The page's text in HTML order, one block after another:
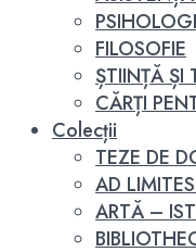
FILOSOFIE
ȘTIINȚĂ ȘI
CĂRȚI
Colecții
TEZE DE
AD
ARTĂ –